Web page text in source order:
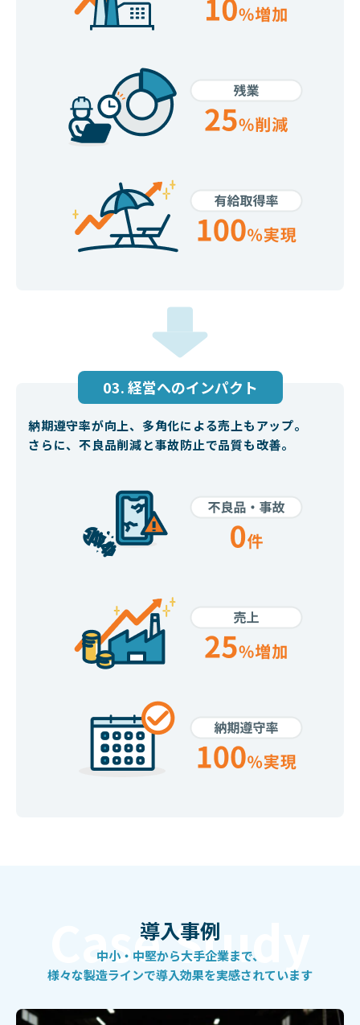
03. 経営へのインパクト
納期遵守率が向上、 多角化による売上もアップ。
さらに、不良品削減と事故防止で品質も改善。
導入事例
中小・中堅から大手企業まで、
様々な製造ラインで導入効果を実感されています